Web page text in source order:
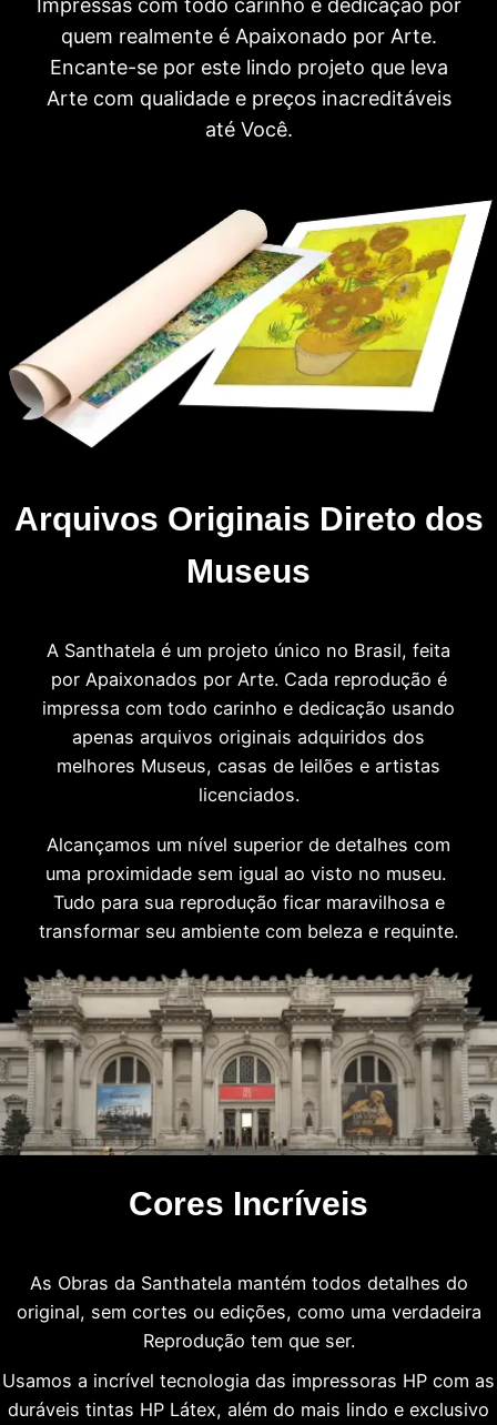
Impressas com todo carinho e dedicação por
quem realmente é Apaixonado por Arte.
Encante-se por este lindo projeto que leva
Arte com qualidade e preços inacreditáveis
até Você.
Arquivos Originais Direto dos
Museus
A Santhatela é um projeto único no Brasil, feita
por Apaixonados por Arte. Cada reprodução é
impressa com todo carinho e dedicação usando
apenas arquivos originais adquiridos dos
melhores Museus, casas de leilões e artistas
licenciados.
Alcançamos um nível superior de detalhes com
uma proximidade sem igual ao visto no museu.
Tudo para sua reprodução ficar maravilhosa e
transformar seu ambiente com beleza e requinte.
Cores Incríveis
As Obras da Santhatela mantém todos detalhes do
original, sem cortes ou edições, como uma verdadeira
Reprodução tem que ser.
Usamos a incrível tecnologia das impressoras HP com as
duráveis tintas HP Látex, além do mais lindo e exclusivo